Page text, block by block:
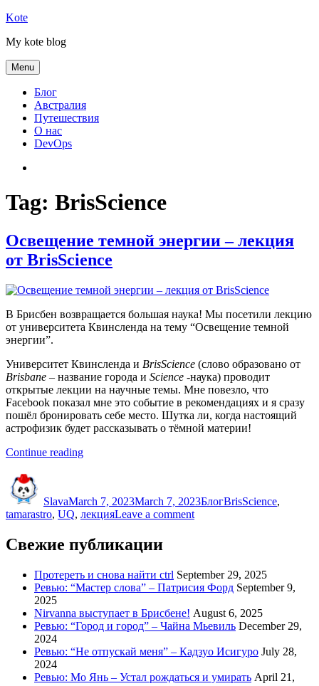
Skip
content
Kote
My kote blog
Menu
Блог
Австралия
Путешествия
О нас
DevOps
Tag: BrisScience
Освещение темной энергии – лекция
от BrisScience
В Брисбен возвращается большая наука! Мы посетили лекцию
от университета Квинсленда на тему “Освещение темной
энергии”.
Университет Квинсленда и BrisScience (слово образовано от
Brisbane – название города и Science -наука) проводит
открытые лекции на научные темы. Мне повезло, что
Facebook показал мне это событие в рекомендациях и я сразу
пошёл бронировать себе место. Шутка ли, когда настоящий
астрофизик будет рассказывать о тёмной материи!
Continue reading“Освещение
лекция
от
SlavaMarch 7, 2023March 7, 2023БлогBrisScience,
tamarastro, UQ, лекцияLeave a commenton
лекция
от
Свежие публикации
Протереть и снова найти ctrl September 29, 2025
Ревью: “Мастер слова” – Патрисия Форд September 9,
2025
Nirvanna выступает в Брисбене! August 6, 2025
Ревью: “Город и город” – Чайна Мьевиль December 29,
2024
Ревью: “Не отпускай меня” – Кадзуо Исигуро July 28,
2024
Ревью: Мо Янь – Устал рождаться и умирать April 21,